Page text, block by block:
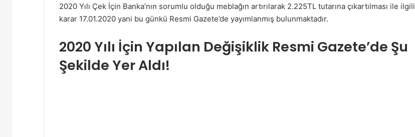
2020 Yılı Çek İçin Banka’nın sorumlu olduğu meblağın artırılarak 2.225TL tutarına çıkartılması ile ilgili
karar 17.01.2020 yani bu günkü Resmi Gazete’de yayımlanmış bulunmaktadır.
2020 Yılı İçin Yapılan Değişiklik Resmi Gazete’de Şu
Şekilde Yer Aldı!